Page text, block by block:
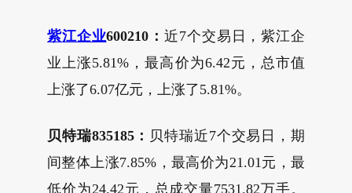
紫江企业600210：近7个交易日，紫江企
业上涨5.81%，最高价为6.42元，总市值
上涨了6.07亿元，上涨了5.81%。
贝特瑞835185： 贝特瑞近7个交易日，期
间整体上涨7.85%，最高价为21.01元，最
低价为24.42元，总成交量7531.82万手。